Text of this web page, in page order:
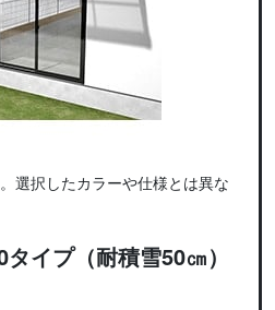
選択したカラーや仕様とは異な
イプ（耐積雪50㎝）